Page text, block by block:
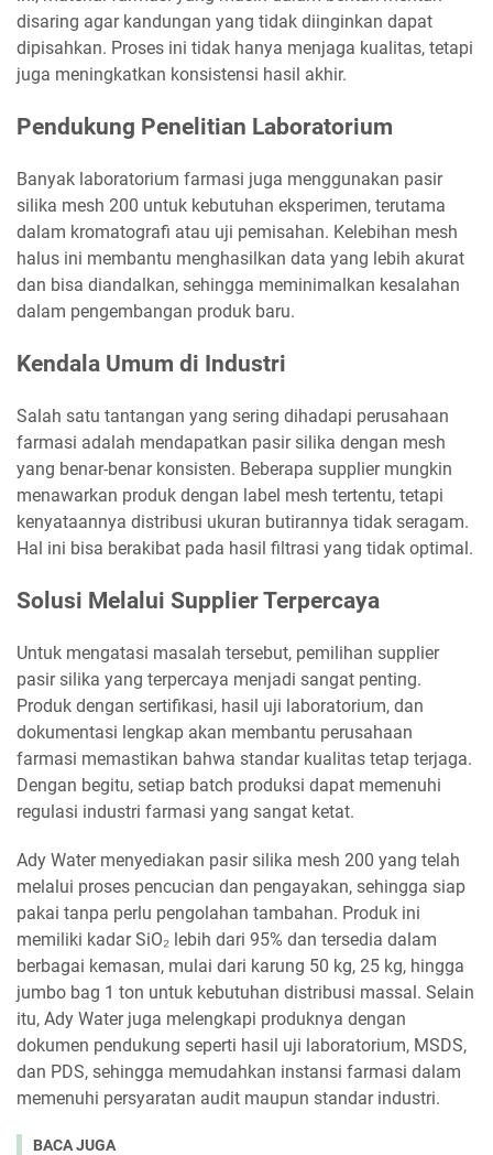
disaring agar kandungan yang tidak diinginkan dapat
dipisahkan. Proses ini tidak hanya menjaga kualitas, tetapi
juga meningkatkan konsistensi hasil akhir.
Pendukung Penelitian Laboratorium
Banyak laboratorium farmasi juga menggunakan pasir
silika mesh 200 untuk kebutuhan eksperimen, terutama
dalam kromatografi atau uji pemisahan. Kelebihan mesh
halus ini membantu menghasilkan data yang lebih akurat
dan bisa diandalkan, sehingga meminimalkan kesalahan
dalam pengembangan produk baru.
Kendala Umum di Industri
Salah satu tantangan yang sering dihadapi perusahaan
farmasi adalah mendapatkan pasir silika dengan mesh
yang benar-benar konsisten. Beberapa supplier mungkin
menawarkan produk dengan label mesh tertentu, tetapi
kenyataannya distribusi ukuran butirannya tidak seragam.
Hal ini bisa berakibat pada hasil filtrasi yang tidak optimal.
Solusi Melalui Supplier Terpercaya
Untuk mengatasi masalah tersebut, pemilihan supplier
pasir silika yang terpercaya menjadi sangat penting.
Produk dengan sertifikasi, hasil uji laboratorium, dan
dokumentasi lengkap akan membantu perusahaan
farmasi memastikan bahwa standar kualitas tetap terjaga.
Dengan begitu, setiap batch produksi dapat memenuhi
regulasi industri farmasi yang sangat ketat.
Ady Water menyediakan pasir silika mesh 200 yang telah
melalui proses pencucian dan pengayakan, sehingga siap
pakai tanpa perlu pengolahan tambahan. Produk ini
memiliki kadar SiO₂ lebih dari 95% dan tersedia dalam
berbagai kemasan, mulai dari karung 50 kg, 25 kg, hingga
jumbo bag 1 ton untuk kebutuhan distribusi massal. Selain
itu, Ady Water juga melengkapi produknya dengan
dokumen pendukung seperti hasil uji laboratorium, MSDS,
dan PDS, sehingga memudahkan instansi farmasi dalam
memenuhi persyaratan audit maupun standar industri.
BACA JUGA